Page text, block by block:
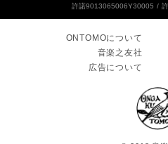
許諾9013065006Y30005
ONTOMOについて
音楽之友社
広告について